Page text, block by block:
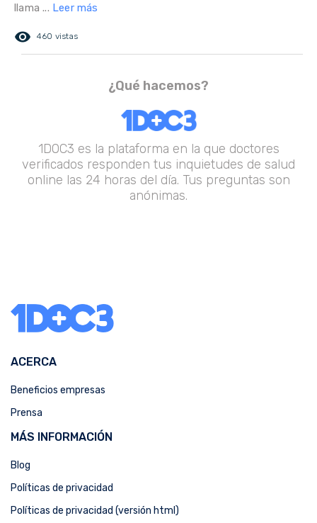
llama ... Leer más
remove_red_eye 460 vistas
¿Qué hacemos?
1DOC3 es la plataforma en la que doctores
verificados responden tus inquietudes de salud
online las 24 horas del día. Tus preguntas son
anónimas.
ACERCA
Beneficios empresas
Prensa
MÁS INFORMACIÓN
Blog
Políticas de privacidad
Políticas de privacidad (versión html)